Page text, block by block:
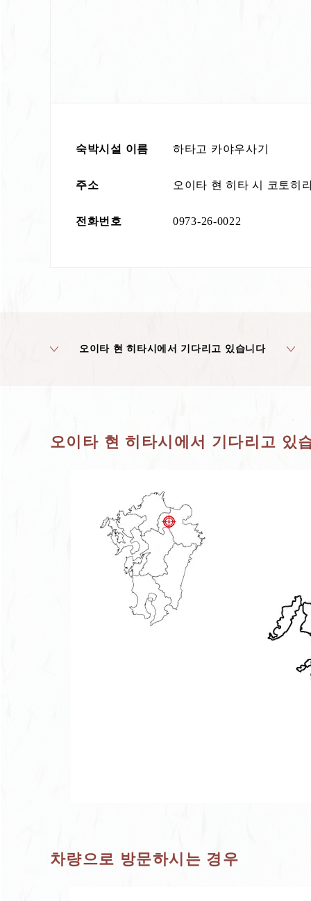
숙박시설 이름 하타고 카야우사기
주소 오이타 현 히타 시 코토히
전화번호 0973-26-0022
오이타 현 히타시에서 기다리고 있습니다
오이타 현 히타시에서 기다리고 있
차량으로 방문하시는 경우